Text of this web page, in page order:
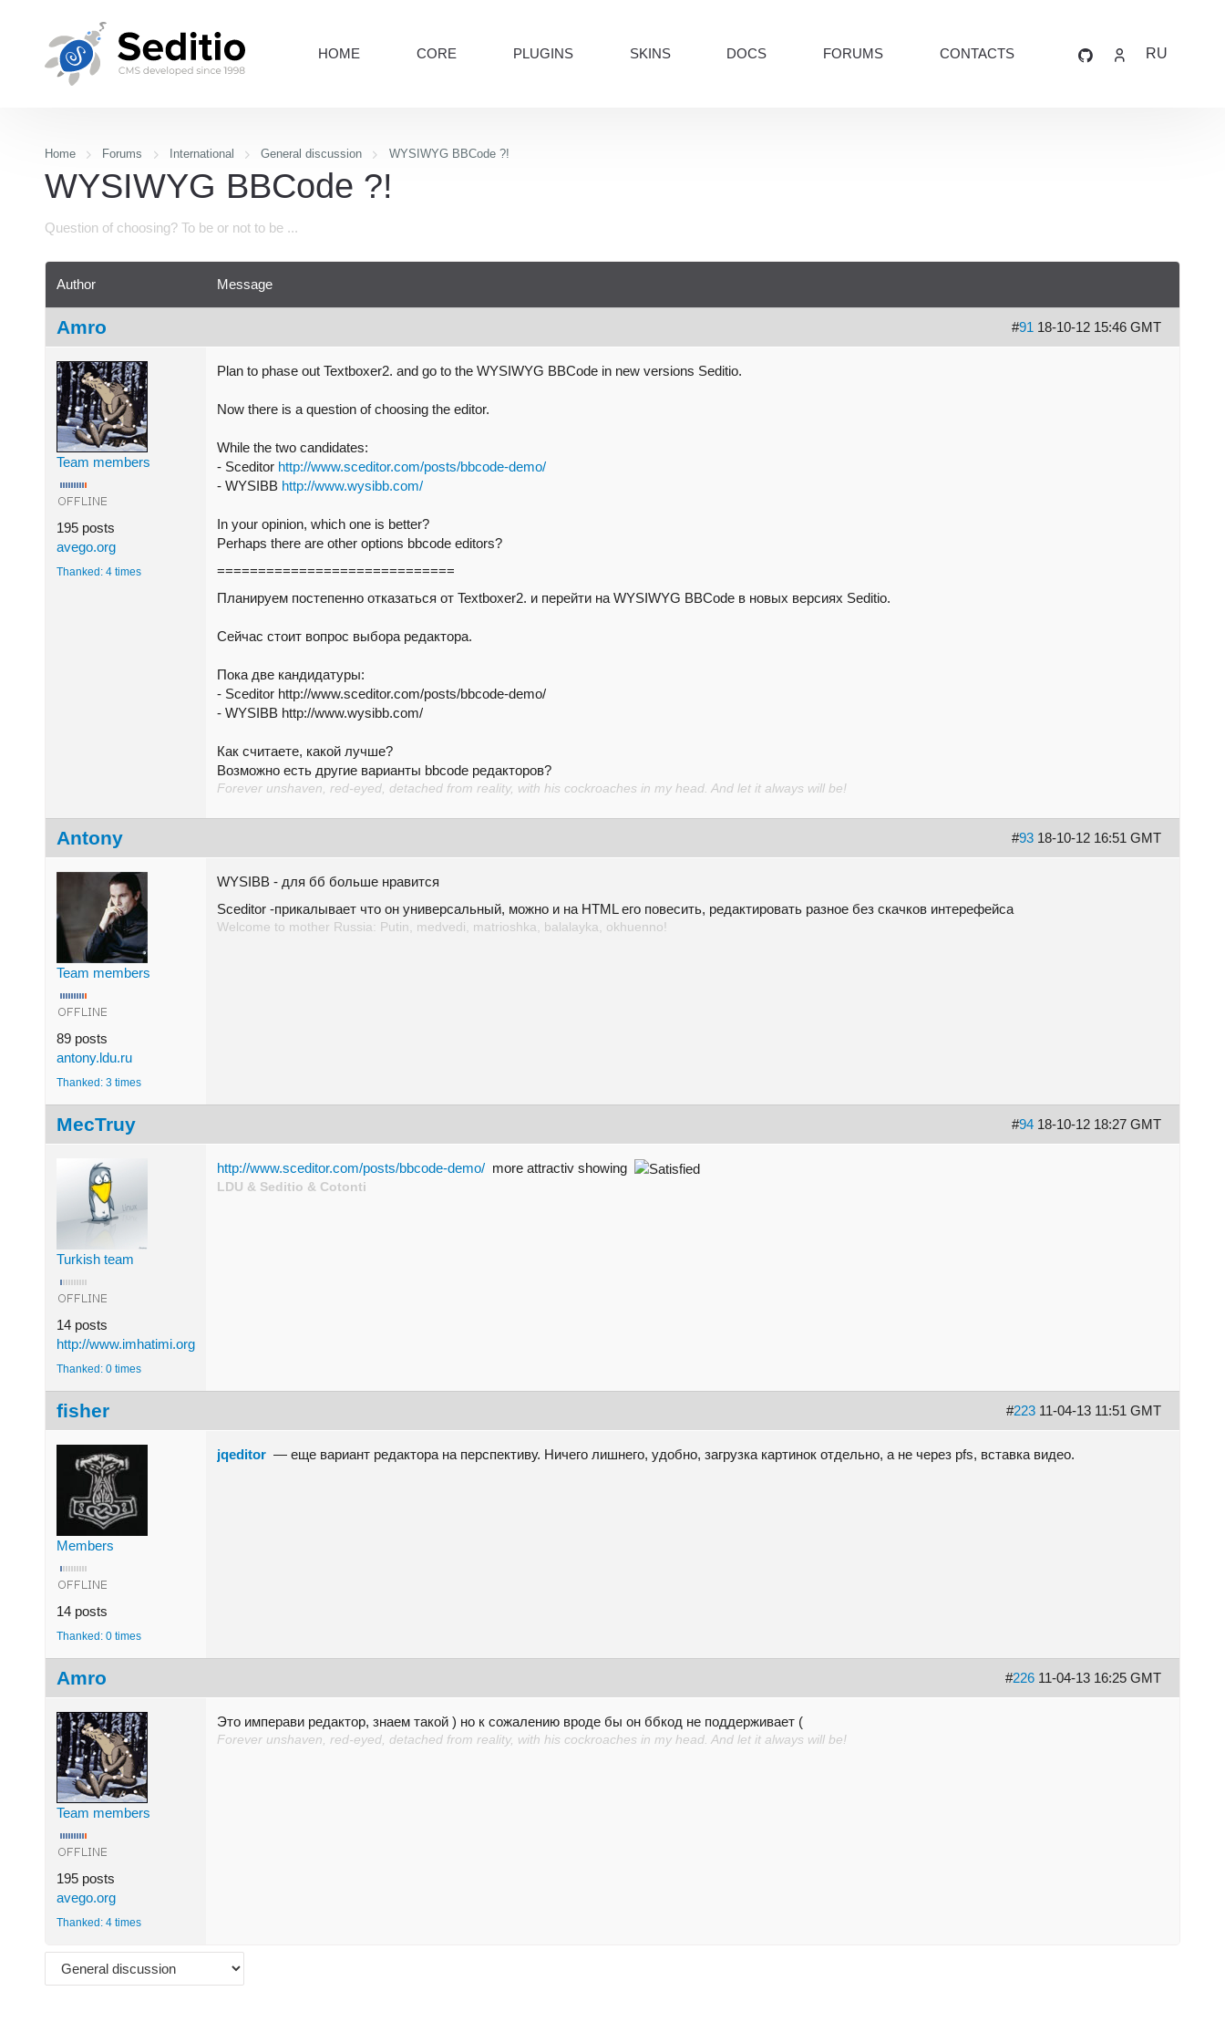
HOME CORE PLUGINS SKINS DOCS FORUMS CONTACTS RU
Home Forums International General discussion WYSIWYG BBCode ?!
WYSIWYG BBCode ?!
Question of choosing? To be or not to be ...
Author Message
Amro #91 18-10-12 15:46 GMT
Team members
195 posts
avego.org
Thanked: 4 times
Plan to phase out Textboxer2. and go to the WYSIWYG BBCode in new versions Seditio.
Now there is a question of choosing the editor.
While the two candidates:
- Sceditor http://www.sceditor.com/posts/bbcode-demo/
- WYSIBB http://www.wysibb.com/
In your opinion, which one is better?
Perhaps there are other options bbcode editors?
=============================
Планируем постепенно отказаться от Textboxer2. и перейти на WYSIWYG BBCode в новых версиях Seditio.
Сейчас стоит вопрос выбора редактора.
Пока две кандидатуры:
- Sceditor http://www.sceditor.com/posts/bbcode-demo/
- WYSIBB http://www.wysibb.com/
Как считаете, какой лучше?
Возможно есть другие варианты bbcode редакторов?
Forever unshaven, red-eyed, detached from reality, with his cockroaches in my head. And let it always will be!
Antony #93 18-10-12 16:51 GMT
Team members
89 posts
antony.ldu.ru
Thanked: 3 times
WYSIBB - для бб больше нравится
Sceditor -прикалывает что он универсальный, можно и на HTML его повесить, редактировать разное без скачков интерефейса
Welcome to mother Russia: Putin, medvedi, matrioshka, balalayka, okhuenno!
MecTruy #94 18-10-12 18:27 GMT
Turkish team
14 posts
http://www.imhatimi.org
Thanked: 0 times
http://www.sceditor.com/posts/bbcode-demo/ more attractiv showing
LDU & Seditio & Cotonti
fisher #223 11-04-13 11:51 GMT
Members
14 posts
Thanked: 0 times
jqeditor — еще вариант редактора на перспективу. Ничего лишнего, удобно, загрузка картинок отдельно, а не через pfs, вставка видео.
Amro #226 11-04-13 16:25 GMT
Team members
195 posts
avego.org
Thanked: 4 times
Это имперави редактор, знаем такой ) но к сожалению вроде бы он ббкод не поддерживает (
Forever unshaven, red-eyed, detached from reality, with his cockroaches in my head. And let it always will be!